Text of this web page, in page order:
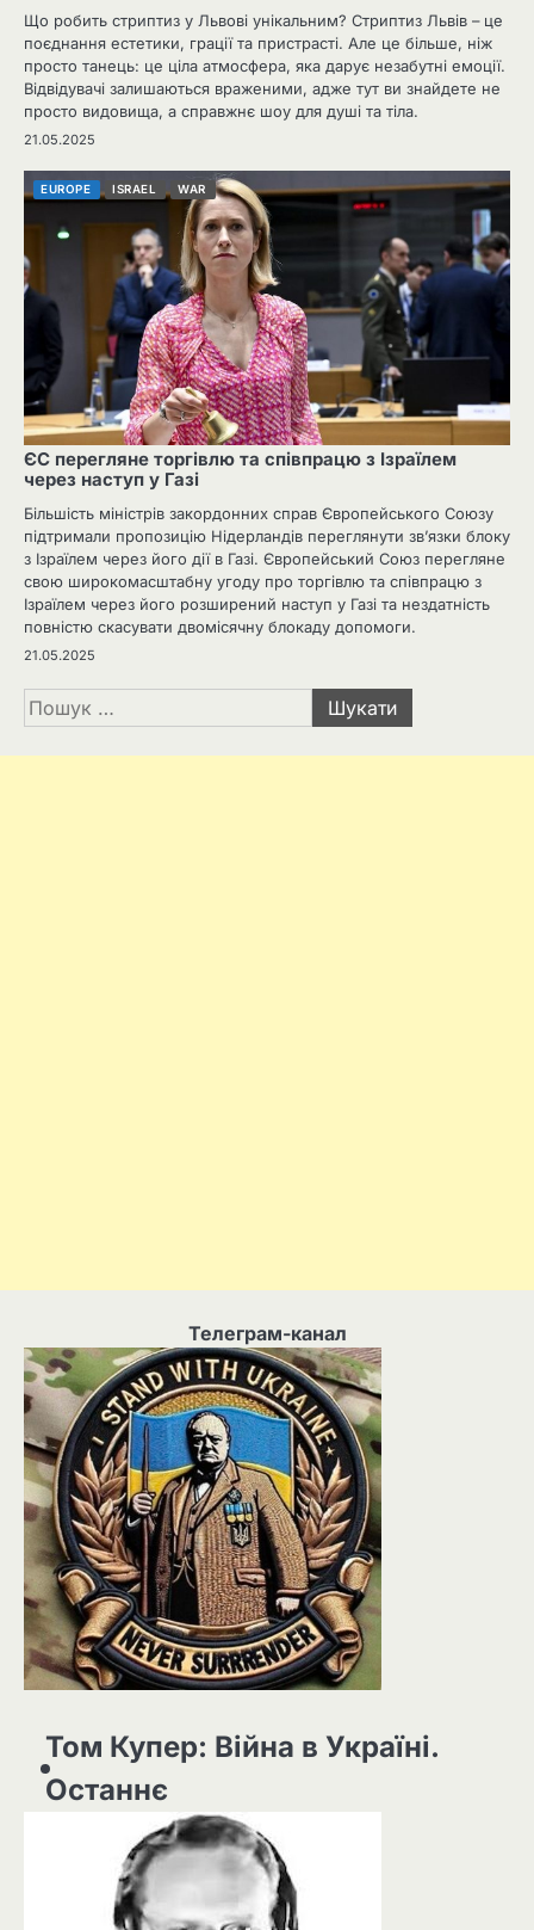
Що робить стриптиз у Львові унікальним? Стриптиз Львів – це
поєднання естетики, грації та пристрасті. Але це більше, ніж
просто танець: це ціла атмосфера, яка дарує незабутні емоції.
Відвідувачі залишаються враженими, адже тут ви знайдете не
просто видовища, а справжнє шоу для душі та тіла.
21.05.2025
EUROPE ISRAEL WAR
ЄС перегляне торгівлю та співпрацю з Ізраїлем
через наступ у Газі
Більшість міністрів закордонних справ Європейського Союзу
підтримали пропозицію Нідерландів переглянути зв’язки блоку
з Ізраїлем через його дії в Газі. Європейський Союз перегляне
свою широкомасштабну угоду про торгівлю та співпрацю з
Ізраїлем через його розширений наступ у Газі та нездатність
повністю скасувати двомісячну блокаду допомоги.
21.05.2025
Пошук:
Телеграм-канал
Том Купер: Війна в Україні.
Останнє